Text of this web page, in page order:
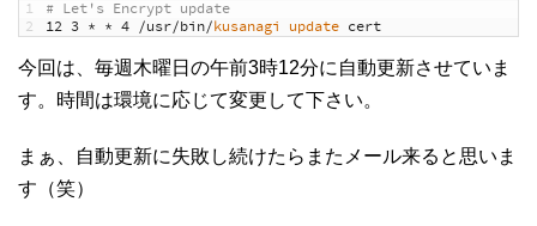
1
2
# Let's Encrypt update
12 3 * * 4 /usr/bin/kusanagi update cert
今回は、毎週木曜日の午前3時12分に自動更新させていま
す。時間は環境に応じて変更して下さい。
まぁ、自動更新に失敗し続けたらまたメール来ると思いま
す（笑）